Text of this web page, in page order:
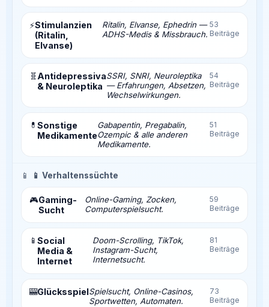
⚡Stimulanzien
(Ritalin,
Elvanse)
Ritalin, Elvanse, Ephedrin —
ADHS-Medis & Missbrauch.
53
Beiträge
🧬 Antidepressiva
& Neuroleptika
SSRI, SNRI, Neuroleptika
— Erfahrungen, Absetzen,
Wechselwirkungen.
54
Beiträge
💊 Sonstige
Medikamente
Gabapentin, Pregabalin,
Ozempic & alle anderen
Medikamente.
51
Beiträge
📱 📱 Verhaltenssüchte
🎮Gaming-
Sucht
Online-Gaming, Zocken,
Computerspielsucht.
59
Beiträge
📱 Social
Media &
Internet
Doom-Scrolling, TikTok,
Instagram-Sucht,
Internetsucht.
81
Beiträge
🎰GlücksspielSpielsucht, Online-Casinos,
Sportwetten, Automaten.
73
Beiträge